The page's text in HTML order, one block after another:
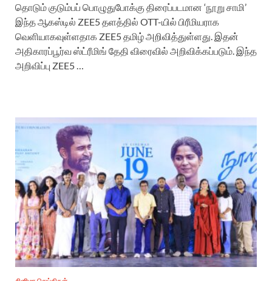
தொடும் குடும்பப் பொழுதுபோக்கு திரைப்படமான ‘நூறு சாமி’
இந்த ஆகஸ்டில் ZEE5 தளத்தில் OTT-யில் பிரீமியராக
வெளியாகவுள்ளதாக ZEE5 தமிழ் அறிவித்துள்ளது. இதன்
அதிகாரப்பூர்வ ஸ்ட்ரீமிங் தேதி விரைவில் அறிவிக்கப்படும். இந்த
அறிவிப்பு ZEE5 …